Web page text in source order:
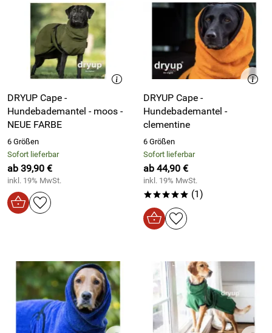
DRYUP Cape -
Hundebademantel - moos -
NEUE FARBE
6 Größen
Sofort lieferbar
ab 39,90 €
inkl. 19% MwSt.
DRYUP Cape -
Hundebademantel -
clementine
6 Größen
Sofort lieferbar
ab 44,90 €
inkl. 19% MwSt.
***** (1)